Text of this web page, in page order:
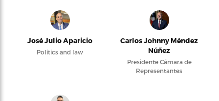
José Julio Aparicio
Politics and law
Carlos Johnny Méndez
Núñez
Presidente Cámara de
Representantes